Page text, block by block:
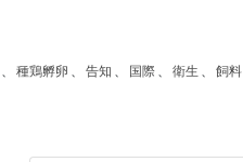
、 種鶏孵卵 、 告知 、 国際 、 衛生 、 飼料